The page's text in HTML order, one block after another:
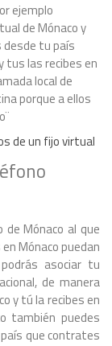
ejemplo
de Mónaco y
desde tu país
tus las recibes en
local de
porque a ellos
de un fijo virtual
Mónaco al que
Mónaco puedan
asociar tu
de manera
y tú la recibes en
también puedes
que contrates